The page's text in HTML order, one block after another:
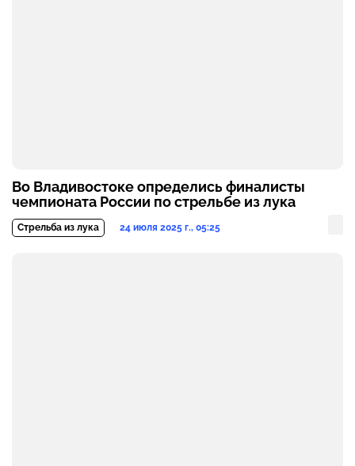
Во Владивостоке определись финалисты
чемпионата России по стрельбе из лука
Стрельба из лука 24 июля 2025 г., 05:25